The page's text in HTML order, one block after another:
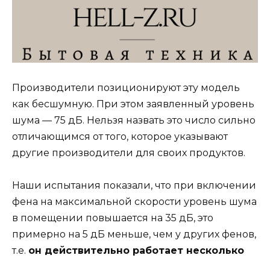
Производители позиционируют эту модель
как бесшумную. При этом заявленный уровень
шума — 75 дБ. Нельзя назвать это число сильно
отличающимся от того, которое указывают
другие производители для своих продуктов.
Наши испытания показали, что при включении
фена на максимальной скорости уровень шума
в помещении повышается на 35 дБ, это
примерно на 5 дБ меньше, чем у других фенов,
т.е. он действительно работает несколько